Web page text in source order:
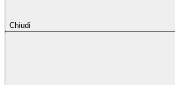
Chiudi